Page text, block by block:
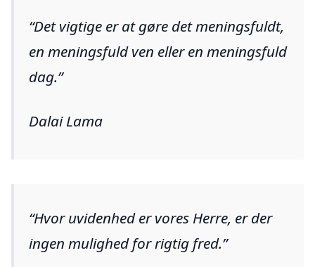
Det vigtige er at gøre det meningsfuldt,
en meningsfuld ven eller en meningsfuld
dag.
Dalai Lama
Hvor uvidenhed er vores Herre, er der
ingen mulighed for rigtig fred.